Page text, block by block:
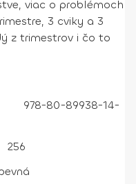
viac o problémoch
3 cviky a 3
z trimestrov i čo to
14-
256